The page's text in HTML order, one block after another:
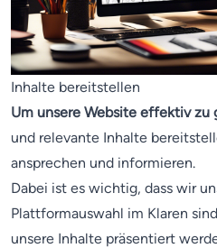
Inhalte bereitstellen
Um unsere Website effektiv zu
und relevante Inhalte
ansprechen und informieren.
Dabei ist es wichtig, dass wir
Plattformauswahl im Klaren
unsere Inhalte präsentiert